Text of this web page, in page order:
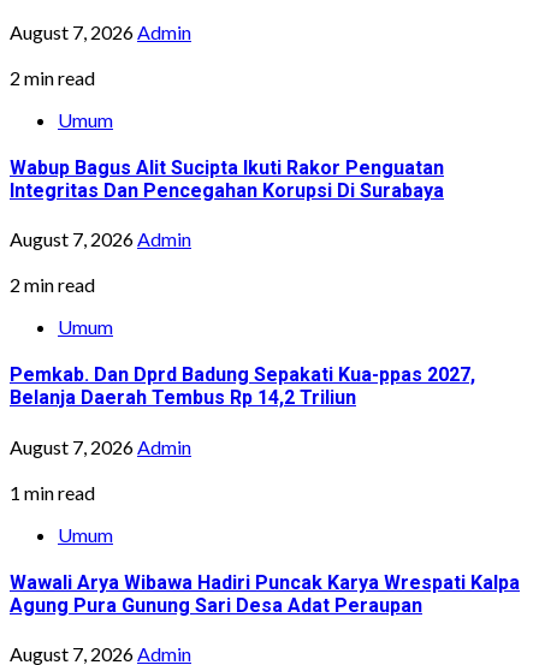
August 7, 2026 Admin
2 min read
Umum
Wabup Bagus Alit Sucipta Ikuti Rakor Penguatan
Integritas Dan Pencegahan Korupsi Di Surabaya
August 7, 2026Admin
2 min read
Umum
Pemkab. Dan Dprd Badung Sepakati Kua-ppas 2027,
Belanja Daerah Tembus Rp 14,2 Triliun
August 7, 2026 Admin
1 min read
Umum
Wawali Arya Wibawa Hadiri Puncak Karya Wrespati Kalpa
Agung Pura Gunung Sari Desa Adat Peraupan
August 7, 2026Admin